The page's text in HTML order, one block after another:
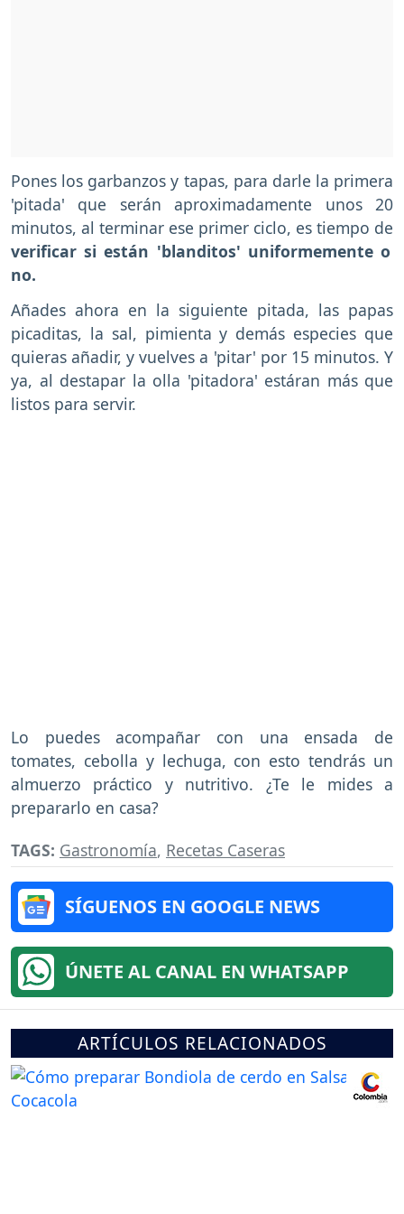
Pones los garbanzos y tapas, para darle la primera
'pitada' que serán aproximadamente unos 20
minutos, al terminar ese primer ciclo, es tiempo de
verificar si están 'blanditos' uniformemente o
no.
Añades ahora en la siguiente pitada, las papas
picaditas, la sal, pimienta y demás especies que
quieras añadir, y vuelves a 'pitar' por 15 minutos. Y
ya, al destapar la olla 'pitadora' estáran más que
listos para servir.
Lo puedes acompañar con una ensada de
tomates, cebolla y lechuga, con esto tendrás un
almuerzo práctico y nutritivo. ¿Te le mides a
prepararlo en casa?
TAGS: Gastronomía, Recetas Caseras
SÍGUENOS EN GOOGLE NEWS
ÚNETE AL CANAL EN WHATSAPP
ARTÍCULOS RELACIONADOS